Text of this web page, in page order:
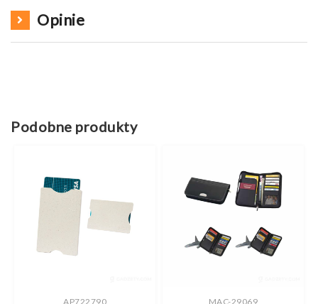
Opinie
Podobne produkty
AP722790 MAC-29069